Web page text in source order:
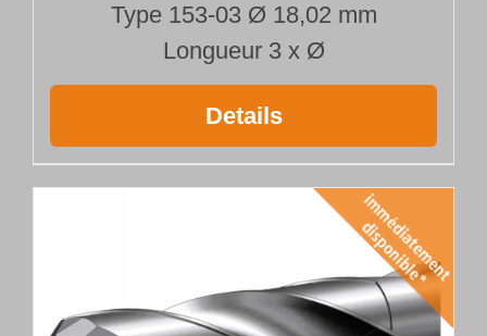
Type 153-03 Ø 18,02 mm
Longueur 3 x Ø
Details